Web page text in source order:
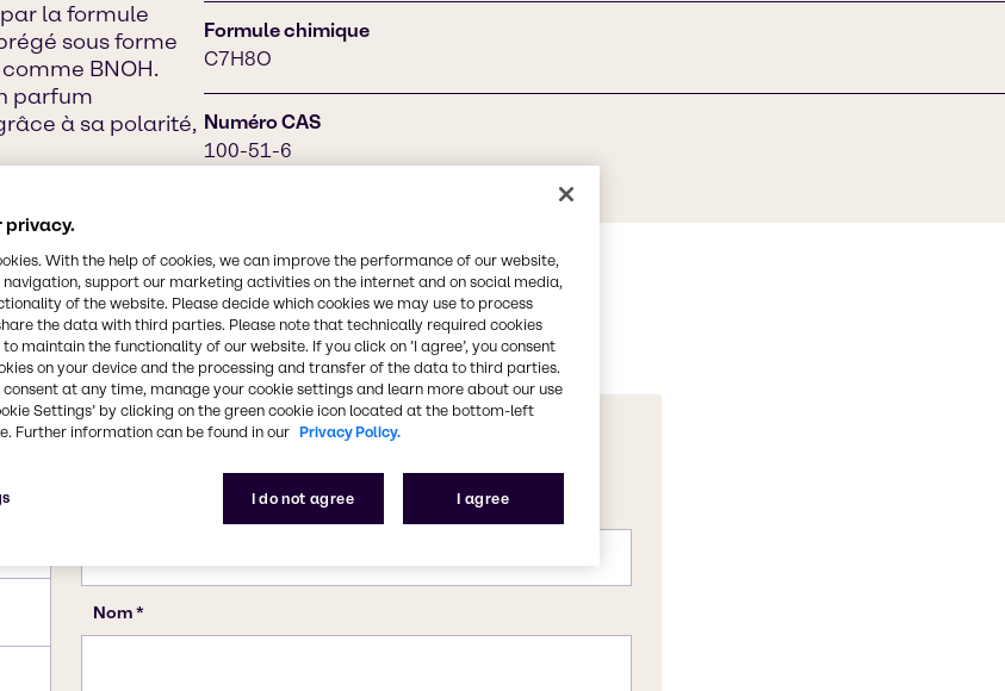
la formule
sous forme
BNOH.
parfum
à sa polarité,
Formule chimique
C7H8O
Numéro CAS
100-51-6
privacy.
With the help of cookies, we can improve the performance of our website,
support our marketing activities on the internet and on social media,
of the website. Please decide which cookies we may use to process
the data with third parties. Please note that technically required cookies
maintain the functionality of our website. If you click on ’I agree’, you consent
on your device and the processing and transfer of the data to third parties.
consent at any time, manage your cookie settings and learn more about our use
Settings’ by clicking on the green cookie icon located at the bottom-left
Further information can be found in our Privacy Policy.
I do not agree I agree